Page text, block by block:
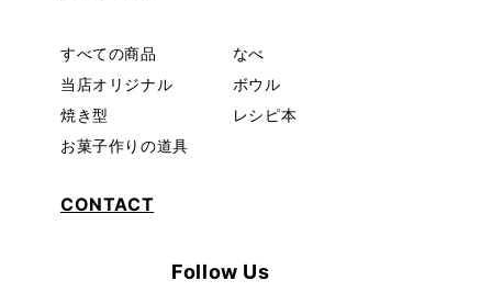
すべての商品
当店オリジナル
焼き型
お菓子作りの道具
なべ
ボウル
レシピ本
CONTACT
Follow Us